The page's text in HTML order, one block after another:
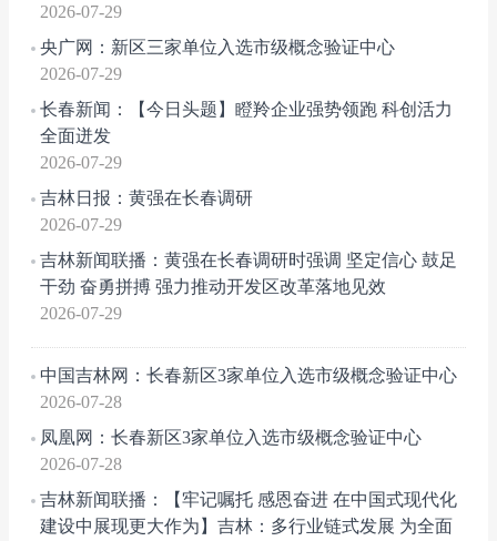
2026-07-29
央广网：新区三家单位入选市级概念验证中心
2026-07-29
长春新闻：【今日头题】瞪羚企业强势领跑 科创活力
全面迸发
2026-07-29
吉林日报：黄强在长春调研
2026-07-29
吉林新闻联播：黄强在长春调研时强调 坚定信心 鼓足
干劲 奋勇拼搏 强力推动开发区改革落地见效
2026-07-29
中国吉林网：长春新区3家单位入选市级概念验证中心
2026-07-28
凤凰网：长春新区3家单位入选市级概念验证中心
2026-07-28
吉林新闻联播：【牢记嘱托 感恩奋进 在中国式现代化
建设中展现更大作为】吉林：多行业链式发展 为全面